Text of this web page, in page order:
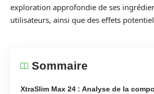
exploration approfondie de ses
utilisateurs, ainsi que des effets
Sommaire
XtraSlim Max 24 : Analyse de la